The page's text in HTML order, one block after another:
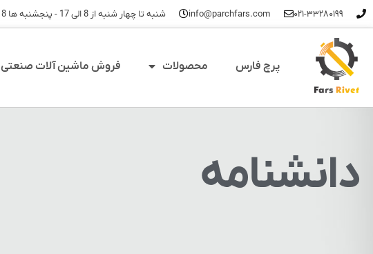
۰۲۱-۳۳۲۸۰۱۹۹ info@parchfars.com شنبه تا چهار شنبه از 8 الی 17 - پنجشنبه ها 8 تا 14
پرچ فارس محصولات فروش ماشین آلات صنعتی
دانشنامه